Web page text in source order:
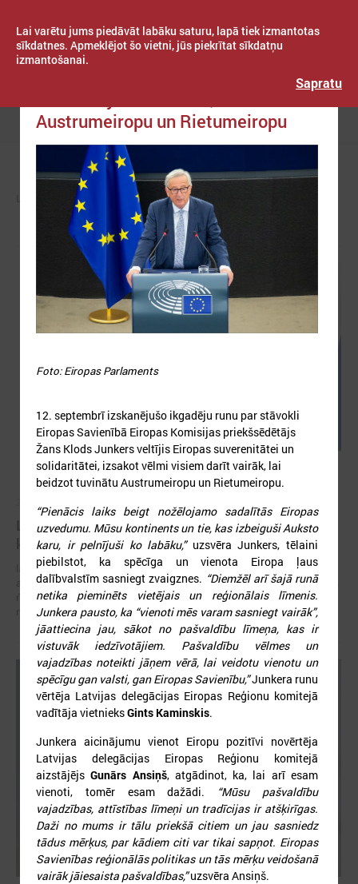
Lai varētu jums piedāvāt labāku saturu, lapā tiek izmantotas
sīkdatnes. Apmeklējot šo vietni, jūs piekrītat sīkdatņu
izmantošanai.
Sapratu
Izvēlne
ZIŅAS EIROPĀ UN PASAULĒ
LPS aicina piedalīties seminārā “Stiprinot vietējās
kopienas krīzē" 11. augustā, Cēsīs
latvijas Pašvaldību savienība sadarbībā ar Cēsu novada pašvaldību
aicina piedalīties seminārā “Stiprinot vietējās kopienas krīzē: proaktīva
rīcība un pieredzes apmaiņa starp Ukrainas un ES pašvaldībām”, kas
notiks šī gada 11.augustā no plkst.10.00 līdz 15.30
Austrumeiropu un Rietumeiropu
Foto: Eiropas Parlaments
12. septembrī izskanējušo ikgadēju runu par stāvokli
Eiropas Savienībā Eiropas Komisijas priekšsēdētājs
Žans Klods Junkers veltījis Eiropas suverenitātei un
solidaritātei, izsakot vēlmi visiem darīt vairāk, lai
beidzot tuvinātu Austrumeiropu un Rietumeiropu.
“Pienācis laiks beigt nožēlojamo sadalītās Eiropas
uzvedumu. Mūsu kontinents un tie, kas izbeiguši Auksto
karu, ir pelnījuši ko labāku,”uzsvēra Junkers, tēlaini
piebilstot, ka spēcīga un vienota Eiropa ļaus
dalībvalstīm sasniegt zvaigznes. “Diemžēl arī šajā runā
netika pieminēts vietējais un reģionālais līmenis.
Junkera pausto, ka “vienoti mēs varam sasniegt vairāk”,
jāattiecina jau, sākot no pašvaldību līmeņa, kas ir
vistuvāk iedzīvotājiem. Pašvaldību vēlmes un
vajadzības noteikti jāņem vērā, lai veidotu vienotu un
spēcīgu gan valsti, gan Eiropas Savienību,”Junkera runu
vērtēja Latvijas delegācijas Eiropas Reģionu komitejā
vadītāja vietnieksGints Kaminskis.
Junkera aicinājumu vienot Eiropu pozitīvi novērtēja
Latvijas delegācijas Eiropas Reģionu komitejā
aizstājējsGunārs Ansiņš, atgādinot, ka, lai arī esam
vienoti, tomēr esam dažādi. “Mūsu pašvaldību
vajadzības, attīstības līmeņi un tradīcijas ir atšķirīgas.
Daži no mums ir tālu priekšā citiem un jau sasniedz
tādus mērķus, par kādiem citi var tikai sapņot. Eiropas
Savienības reģionālās politikas un tās mērķu veidošanā
vairāk jāiesaista pašvaldības,”uzsvēra Ansiņš.